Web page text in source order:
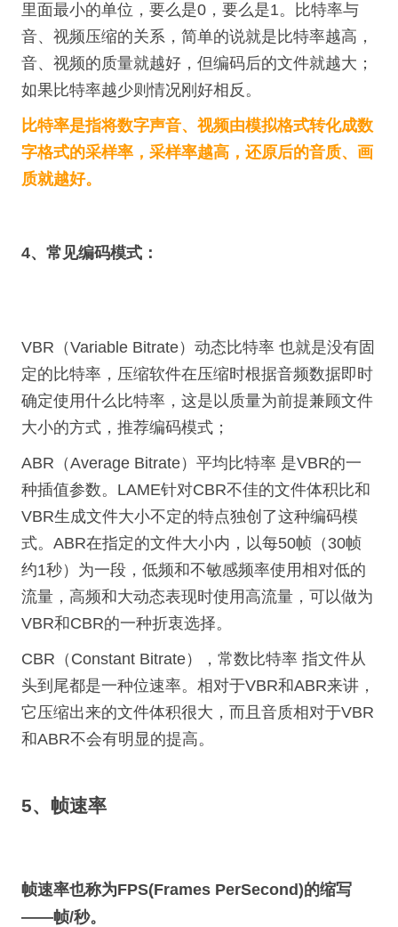
里面最小的单位，要么是0，要么是1。比特率与
音、视频压缩的关系，简单的说就是比特率越高，
音、视频的质量就越好，但编码后的文件就越大；
如果比特率越少则情况刚好相反。
比特率是指将数字声音、视频由模拟格式转化成数
字格式的采样率，采样率越高，还原后的音质、画
质就越好。
4、常见编码模式：
VBR（Variable Bitrate）动态比特率 也就是没有固
定的比特率，压缩软件在压缩时根据音频数据即时
确定使用什么比特率，这是以质量为前提兼顾文件
大小的方式，推荐编码模式；
ABR（Average Bitrate）平均比特率 是VBR的一
种插值参数。LAME针对CBR不佳的文件体积比和
VBR生成文件大小不定的特点独创了这种编码模
式。ABR在指定的文件大小内，以每50帧（30帧
约1秒）为一段，低频和不敏感频率使用相对低的
流量，高频和大动态表现时使用高流量，可以做为
VBR和CBR的一种折衷选择。
CBR（Constant Bitrate），常数比特率 指文件从
头到尾都是一种位速率。相对于VBR和ABR来讲，
它压缩出来的文件体积很大，而且音质相对于VBR
和ABR不会有明显的提高。
5、帧速率
帧速率也称为FPS(Frames PerSecond)的缩写
——帧/秒。